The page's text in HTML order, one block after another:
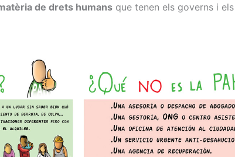
de drets humans que tenen els governs i